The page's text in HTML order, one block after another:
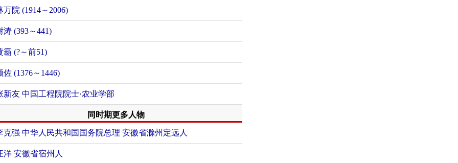
万院 (1914～2006)
涛 (393～441)
霸 (?～前51)
佐 (1376～1446)
新友 中国工程院院士·农业学部
同时期更多人物
克强 中华人民共和国国务院总理 安徽省滁州定远人
洋 安徽省宿州人